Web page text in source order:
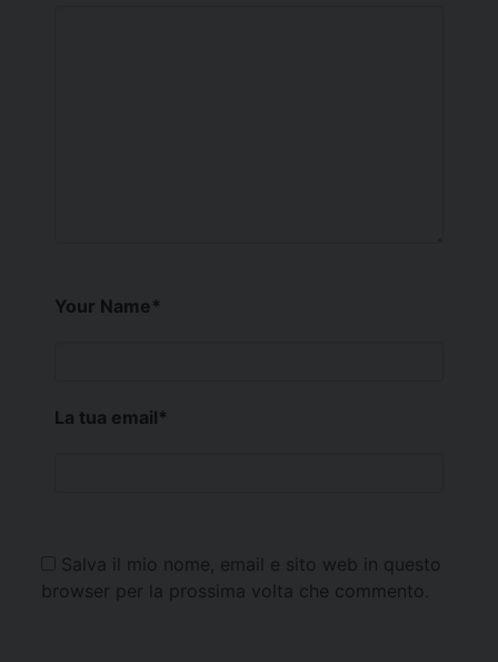
Your Name*
La tua email*
Salva il mio nome, email e sito web in questo
browser per la prossima volta che commento.